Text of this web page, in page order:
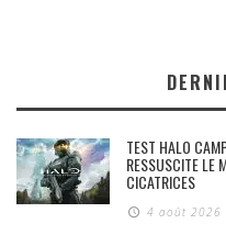
TEST HALO
RESSUSCITE LE
CICATRICES
4 août 2026